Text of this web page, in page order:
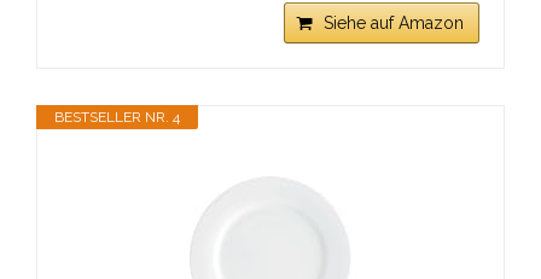
Siehe auf Amazon
BESTSELLER NR. 4